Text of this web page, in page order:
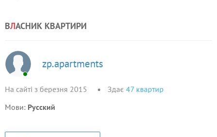
ВЛАСНИК КВАРТИРИ
zp.apartments
На сайті з березня 2015 Здає 47 квартир
Мови: Русский